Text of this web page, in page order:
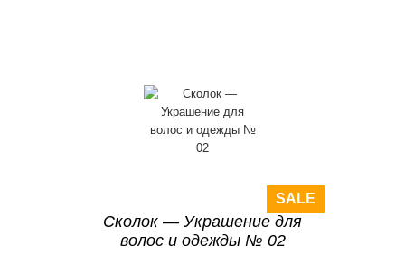
SALE
Сколок — Украшение для
волос и одежды № 02